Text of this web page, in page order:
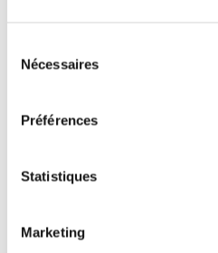
Nécessaires
Préférences
Statistiques
Marketing